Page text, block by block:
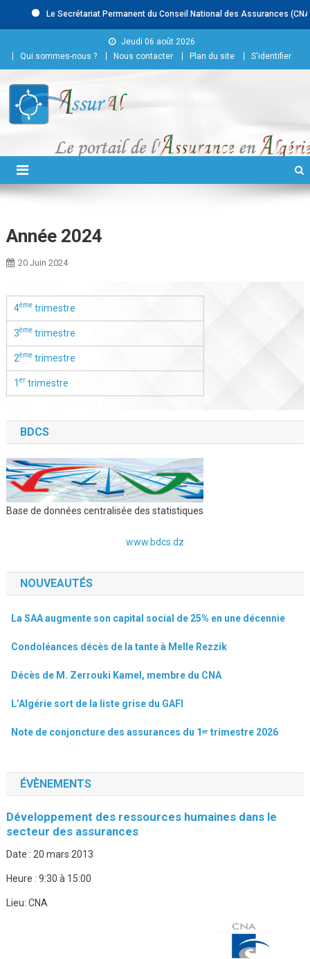
Le Secrétariat Permanent du Conseil National des Assurances (CNA)
Jeudi 06 août 2026
Qui sommes-nous ?
Nous contacter Plan du site S'identifier
Conseil National des
Année 2024
20 Juin 2024
4èmetrimestre
3èmetrimestre
2èmetrimestre
1 er trimestre
BDCS
Base de données centralisée des statistiques
www.bdcs.dz
NOUVEAUTÉS
La SAA augmente son capital social de 25% en une décennie
Condoléances décès de la tante à Melle Rezzik
Décès de M. Zerrouki Kamel, membre du CNA
L’Algérie sort de la liste grise du GAFI
Note de conjoncture des assurances du 1ᵉʳ trimestre 2026
ÉVÈNEMENTS
Développement des ressources humaines dans le
secteur des assurances
Date : 20 mars 2013
Heure : 9:30 à 15:00
Lieu: CNA